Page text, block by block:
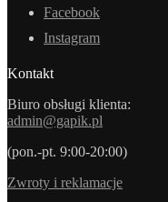
Facebook
Instagram
Kontakt
Biuro obsługi klienta:
admin@gapik.pl
(pon.-pt. 9:00-20:00)
Zwroty i reklamacje